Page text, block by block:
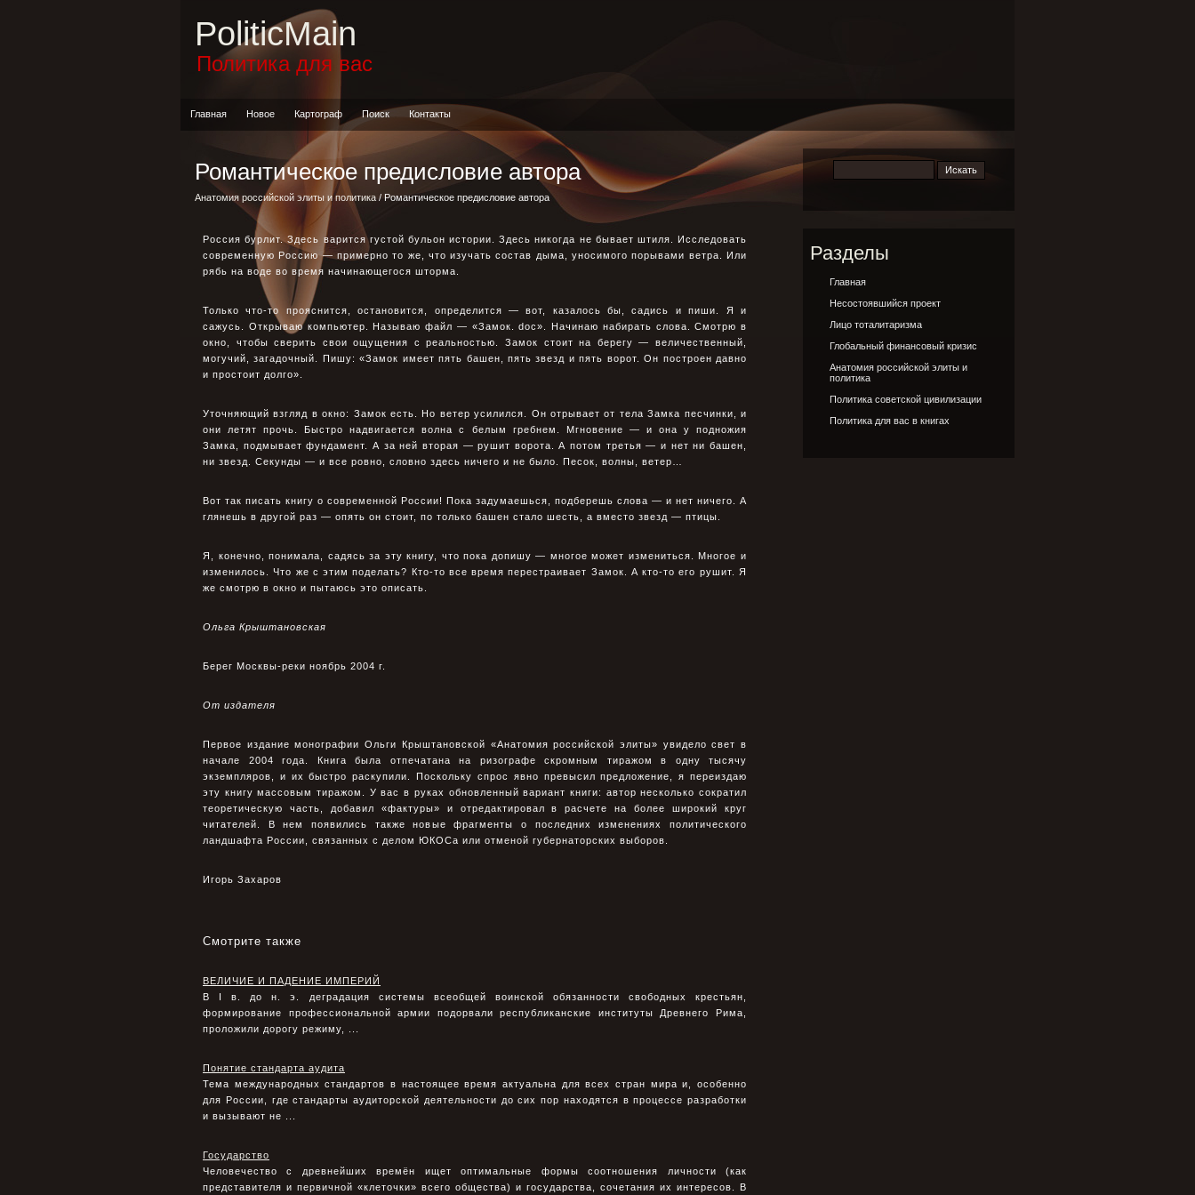
PoliticMain
Политика для вас
Главная Новое Картограф Поиск Контакты
Романтическое предисловие автора
Анатомия российской элиты и политика / Романтическое предисловие автора
Россия бурлит. Здесь варится густой бульон истории. Здесь никогда не бывает штиля. Исследовать
современную Россию — примерно то же, что изучать состав дыма, уносимого порывами ветра. Или
рябь на воде во время начинающегося шторма.
Только что-то прояснится, остановится, определится — вот, казалось бы, садись и пиши. Я и
сажусь. Открываю компьютер. Называю файл — «Замок. doc». Начинаю набирать слова. Смотрю в
окно, чтобы сверить свои ощущения с реальностью. Замок стоит на берегу — величественный,
могучий, загадочный. Пишу: «Замок имеет пять башен, пять звезд и пять ворот. Он построен давно
и простоит долго».
Уточняющий взгляд в окно: Замок есть. Но ветер усилился. Он отрывает от тела Замка песчинки, и
они летят прочь. Быстро надвигается волна с белым гребнем. Мгновение — и она у подножия
Замка, подмывает фундамент. А за ней вторая — рушит ворота. А потом третья — и нет ни башен,
ни звезд. Секунды — и все ровно, словно здесь ничего и не было. Песок, волны, ветер…
Вот так писать книгу о современной России! Пока задумаешься, подберешь слова — и нет ничего. А
глянешь в другой раз — опять он стоит, по только башен стало шесть, а вместо звезд — птицы.
Я, конечно, понимала, садясь за эту книгу, что пока допишу — многое может измениться. Многое и
изменилось. Что же с этим поделать? Кто-то все время перестраивает Замок. А кто-то его рушит. Я
же смотрю в окно и пытаюсь это описать.
Ольга Крыштановская
Берег Москвы-реки ноябрь 2004 г.
От издателя
Первое издание монографии Ольги Крыштановской «Анатомия российской элиты» увидело свет в
начале 2004 года. Книга была отпечатана на ризографе скромным тиражом в одну тысячу
экземпляров, и их быстро раскупили. Поскольку спрос явно превысил предложение, я переиздаю
эту книгу массовым тиражом. У вас в руках обновленный вариант книги: автор несколько сократил
теоретическую часть, добавил «фактуры» и отредактировал в расчете на более широкий круг
читателей. В нем появились также новые фрагменты о последних изменениях политического
ландшафта России, связанных с делом ЮКОСа или отменой губернаторских выборов.
Игорь Захаров
Смотрите также
ВЕЛИЧИЕ И ПАДЕНИЕ ИМПЕРИЙ
В I в. до н. э. деградация системы всеобщей воинской обязанности свободных крестьян,
формирование профессиональной армии подорвали республиканские институты Древнего Рима,
проложили дорогу режиму, ...
Понятие стандарта аудита
Тема международных стандартов в настоящее время актуальна для всех стран мира и, особенно
для России, где стандарты аудиторской деятельности до сих пор находятся в процессе разработки
и вызывают не ...
Государство
Человечество с древнейших времён ищет оптимальные формы соотношения личности (как
представителя и первичной «клеточки» всего общества) и государства, сочетания их интере­сов. В
Разделы
Главная
Несостоявшийся проект
Лицо тоталитаризма
Глобальный финансовый кризис
Анатомия российской элиты и
политика
Политика советской цивилизации
Политика для вас в книгах